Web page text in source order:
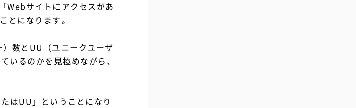
Webサイトにアクセスがあ
とになります。
数とUU（ユニークユーザ
いるのかを見極めながら、
はUU」ということになり